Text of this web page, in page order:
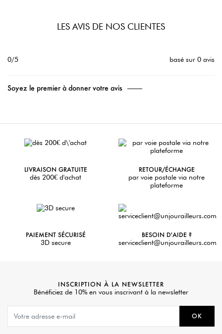
LES AVIS DE NOS CLIENTES
0/5 basé sur 0 avis
Soyez le premier à donner votre avis
LIVRAISON GRATUITE
dès 200€ d'achat
RETOUR/ÉCHANGE
par voie postale via notre
plateforme
PAIEMENT SÉCURISÉ
3D secure
BESOIN D'AIDE ?
serviceclient@unjourailleurs.com
INSCRIPTION À LA NEWSLETTER
Bénéficiez de 10% en vous inscrivant à la newsletter
OK